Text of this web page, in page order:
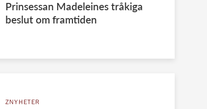
Prinsessan Madeleines tråkiga
beslut om framtiden
ZNYHETER